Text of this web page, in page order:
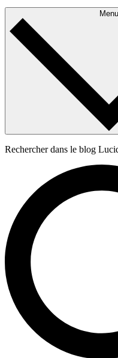
Menu
Rechercher dans le blog